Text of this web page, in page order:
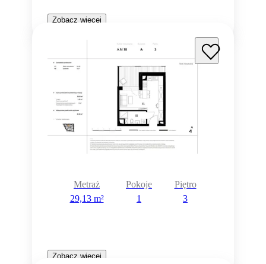
Zobacz więcej
Metraż
29,13 m²
Pokoje
1
Piętro
3
Zobacz więcej